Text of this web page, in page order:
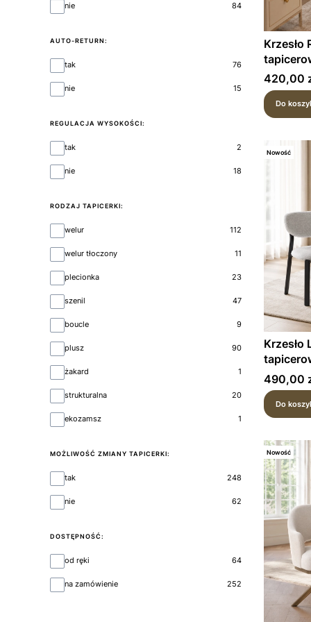
nie 84
AUTO-RETURN:
Auto-return:
tak 76
nie 15
REGULACJA WYSOKOŚCI:
Regulacja wysokości:
tak 2
nie 18
RODZAJ TAPICERKI:
Rodzaj tapicerki:
welur 112
welur tłoczony 11
plecionka 23
szenil 47
boucle 9
plusz 90
żakard 1
strukturalna 20
ekozamsz 1
MOŻLIWOŚĆ ZMIANY TAPICERKI:
Możliwość zmiany tapicerki:
tak 248
nie 62
DOSTĘPNOŚĆ:
Dostępność:
od ręki 64
na zamówienie 252
Krzesło
Cena
420,00
Do
Nowość
Krzesło
czarny
Cena
490,00
Do
Nowość